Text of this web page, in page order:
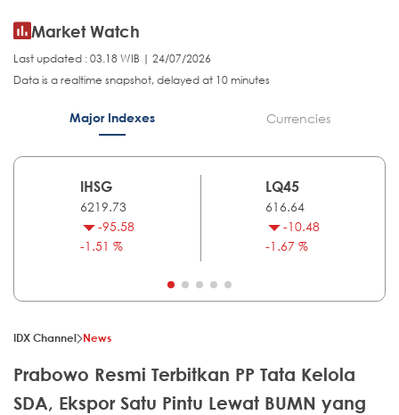
Market Watch
Last updated : 03.18 WIB | 24/07/2026
Data is a realtime snapshot, delayed at 10 minutes
Major Indexes Currencies
IHSG
6219.73
-95.58
-1.51 %
LQ45
616.64
-10.48
-1.67 %
IDX Channel News
Prabowo Resmi Terbitkan PP Tata Kelola
SDA, Ekspor Satu Pintu Lewat BUMN yang